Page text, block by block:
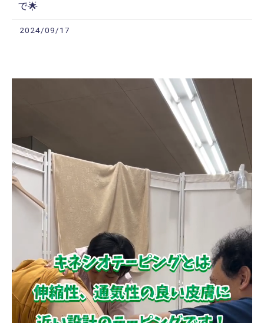
で🌟
2024/09/17